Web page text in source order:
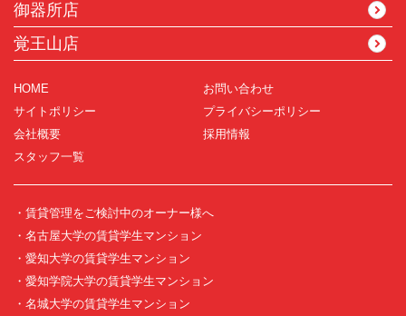
御器所店
覚王山店
HOME
お問い合わせ
サイトポリシー
プライバシーポリシー
会社概要
採用情報
スタッフ一覧
・賃貸管理をご検討中のオーナー様へ
・名古屋大学の賃貸学生マンション
・愛知大学の賃貸学生マンション
・愛知学院大学の賃貸学生マンション
・名城大学の賃貸学生マンション